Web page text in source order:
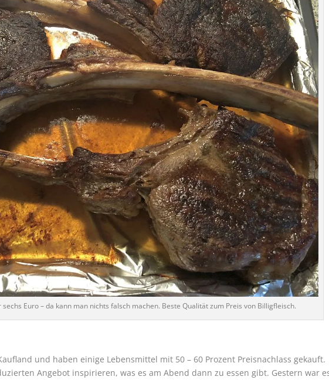
Euro – da kann man nichts falsch machen. Beste Qualität zum Preis von Billigfleisch.
und haben einige Lebensmittel mit 50 – 60 Prozent Preisnachlass gekauft.
Angebot inspirieren, was es am Abend dann zu essen gibt. Gestern war